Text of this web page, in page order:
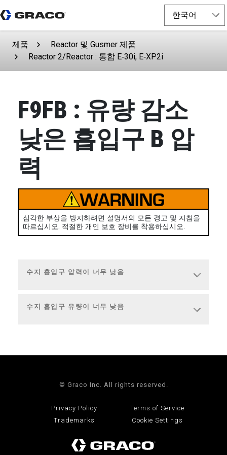
제품
Reactor 및 Gusmer 제품
Reactor 2/Reactor : 통합 E‑30i, E‑XP2i
F9FB : 유량 감소
낮은 흡입구 B 압
력
심각한 부상을 방지하려면 설명서의 모든 경고 및 지침을
따르십시오. 적절한 개인 보호 장비를 착용하십시오.
수지 흡입구 압력이 너무 낮음
수지 흡입구 유량이 너무 낮음
© Graco Inc. All rights reserved.
Privacy Policy
Terms of Service
Trademarks
Cookie Settings